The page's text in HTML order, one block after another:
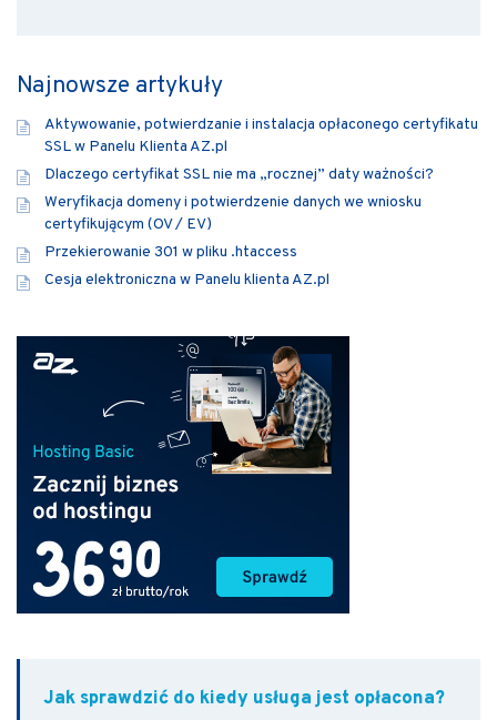
Najnowsze artykuły
Aktywowanie, potwierdzanie i instalacja opłaconego certyfikatu
SSL w Panelu Klienta AZ.pl
Dlaczego certyfikat SSL nie ma „rocznej” daty ważności?
Weryfikacja domeny i potwierdzenie danych we wniosku
certyfikującym (OV / EV)
Przekierowanie 301 w pliku .htaccess
Cesja elektroniczna w Panelu klienta AZ.pl
Jak sprawdzić do kiedy usługa jest opłacona?